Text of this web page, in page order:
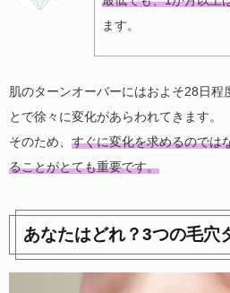
ます。
肌のターンオーバーにはおよそ28日程
とで徐々に変化があらわれてきます。
そのため、 すぐに変化を求めるのでは
ることがとても重要です。
あなたはどれ？3つの毛穴